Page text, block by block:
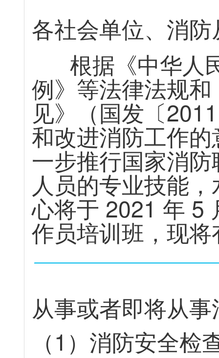
各社会单位、 消防
根据 《中华人
例》 等法律法规和
见》 （国发〔201 1
和改进消防工作的
一步推行国家消防
人员的专业技能，
心将于 2021 年 5
作员培训班 ， 现将
从事或者即将从事
（1 ） 消防安全检